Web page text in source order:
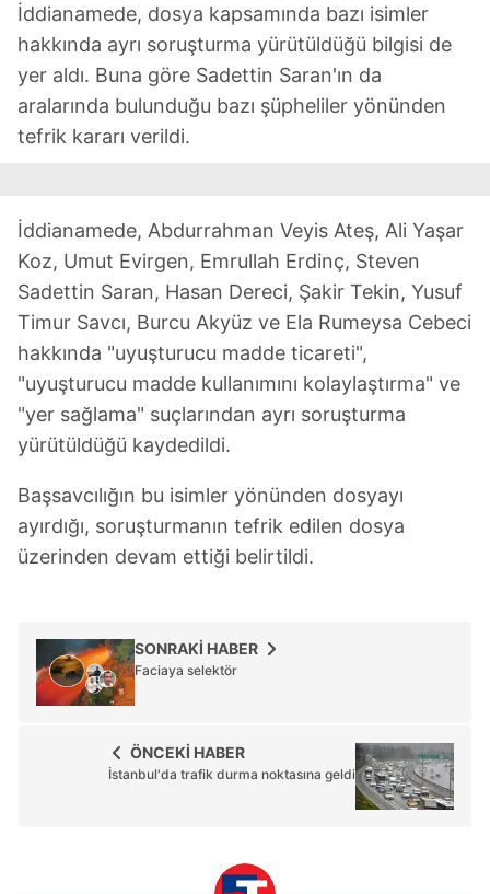
İddianamede, dosya kapsamında bazı isimler
hakkında ayrı soruşturma yürütüldüğü bilgisi de
yer aldı. Buna göre Sadettin Saran'ın da
aralarında bulunduğu bazı şüpheliler yönünden
tefrik kararı verildi.
İddianamede, Abdurrahman Veyis Ateş, Ali Yaşar
Koz, Umut Evirgen, Emrullah Erdinç, Steven
Sadettin Saran, Hasan Dereci, Şakir Tekin, Yusuf
Timur Savcı, Burcu Akyüz ve Ela Rumeysa Cebeci
hakkında "uyuşturucu madde ticareti",
"uyuşturucu madde kullanımını kolaylaştırma" ve
"yer sağlama" suçlarından ayrı soruşturma
yürütüldüğü kaydedildi.
Başsavcılığın bu isimler yönünden dosyayı
ayırdığı, soruşturmanın tefrik edilen dosya
üzerinden devam ettiği belirtildi.
SONRAKİ HABER
Faciaya selektör
ÖNCEKİ HABER
İstanbul'da trafik durma noktasına geldi